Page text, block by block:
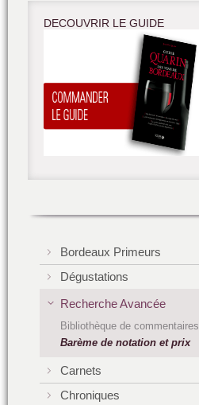
DECOUVRIR LE GUIDE
Bordeaux Primeurs
Dégustations
Recherche Avancée
Bibliothèque de commentaires
Barème de notation et prix
Carnets
Chroniques